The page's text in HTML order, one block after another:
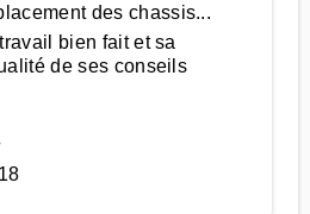
des chassis...
bien fait et sa
de ses conseils